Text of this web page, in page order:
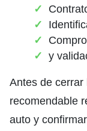
y
Antes de
recomendable
auto y